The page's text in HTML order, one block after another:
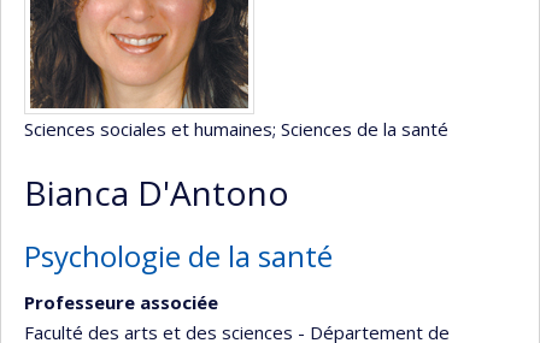
Sciences sociales et humaines; Sciences de la santé
Bianca D'Antono
Psychologie de la santé
Professeure associée
Faculté des arts et des sciences - Département de